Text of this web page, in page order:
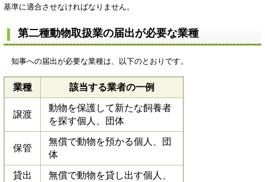
基準に適合させなければなりません。
第二種動物取扱業の届出が必要な業種
知事への届出が必要な業種は、以下のとおりです。
業種 該当する業者の一例
譲渡
動物を保護して新たな飼養者
を探す個人、団体
保管
無償で動物を預かる個人、団
体
貸出
無償で動物を貸し出す個人、